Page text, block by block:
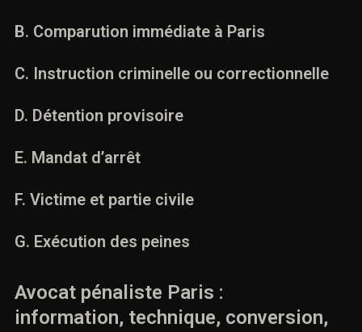
B. Comparution immédiate à Paris
C. Instruction criminelle ou correctionnelle
D. Détention provisoire
E. Mandat d’arrêt
F. Victime et partie civile
G. Exécution des peines
Avocat pénaliste Paris :
information, technique, conversion,